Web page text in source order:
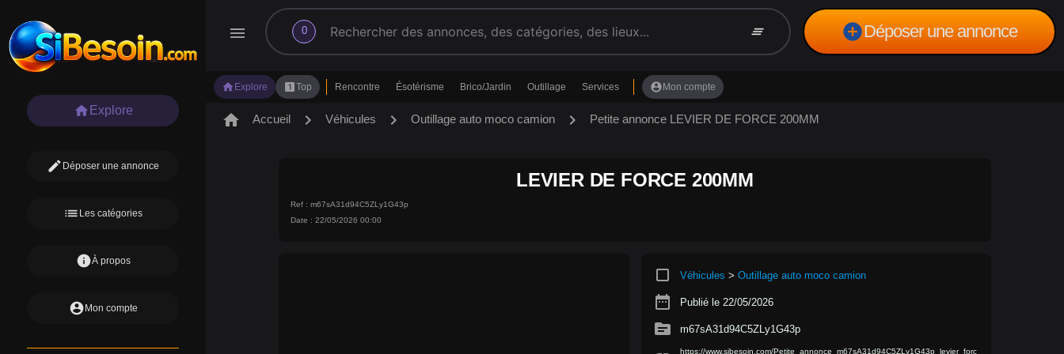
menu 0
search clear_all add_circleDéposer une annonce
home Explore looks_oneTop Rencontre Ésotérisme Brico/Jardin Outillage Services account_circle Mon compte
home Explore
edit Déposer une annonce
list Les catégories
infoÀ propos
account_circle Mon compte
home Accueil chevron_right Véhicules chevron_right Outillage auto moco camion chevron_right Petite annonce LEVIER DE FORCE 200MM
LEVIER DE FORCE 200MM
Ref : m67sA31d94C5ZLy1G43p
Date : 22/05/2026 00:00
crop_square Véhicules > Outillage auto moco camion
date_range Publié le 22/05/2026
source m67sA31d94C5ZLy1G43p
https://www.sibesoin.com/Petite_annonce_m67sA31d94C5ZLy1G43p_levier_forc